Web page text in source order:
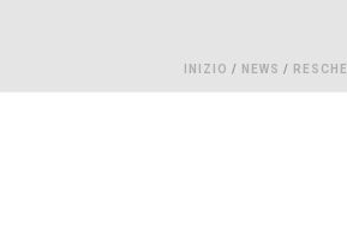
INIZIO / NEWS /